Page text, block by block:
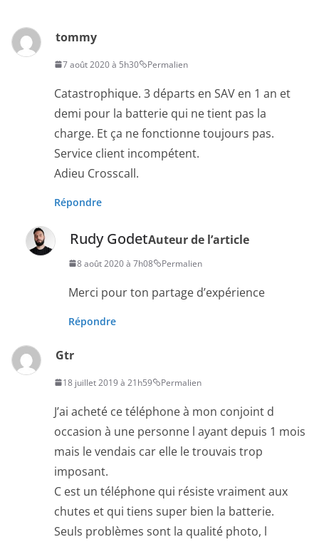
tommy
7 août 2020 à 5h30 Permalien
Catastrophique. 3 départs en SAV en 1 an et
demi pour la batterie qui ne tient pas la
charge. Et ça ne fonctionne toujours pas.
Service client incompétent.
Adieu Crosscall.
Répondre
Rudy GodetAuteur de l’article
8 août 2020 à 7h08 Permalien
Merci pour ton partage d’expérience
Répondre
Gtr
18 juillet 2019 à 21h59 Permalien
J’ai acheté ce téléphone à mon conjoint d
occasion à une personne l ayant depuis 1 mois
mais le vendais car elle le trouvais trop
imposant.
C est un téléphone qui résiste vraiment aux
chutes et qui tiens super bien la batterie.
Seuls problèmes sont la qualité photo, l